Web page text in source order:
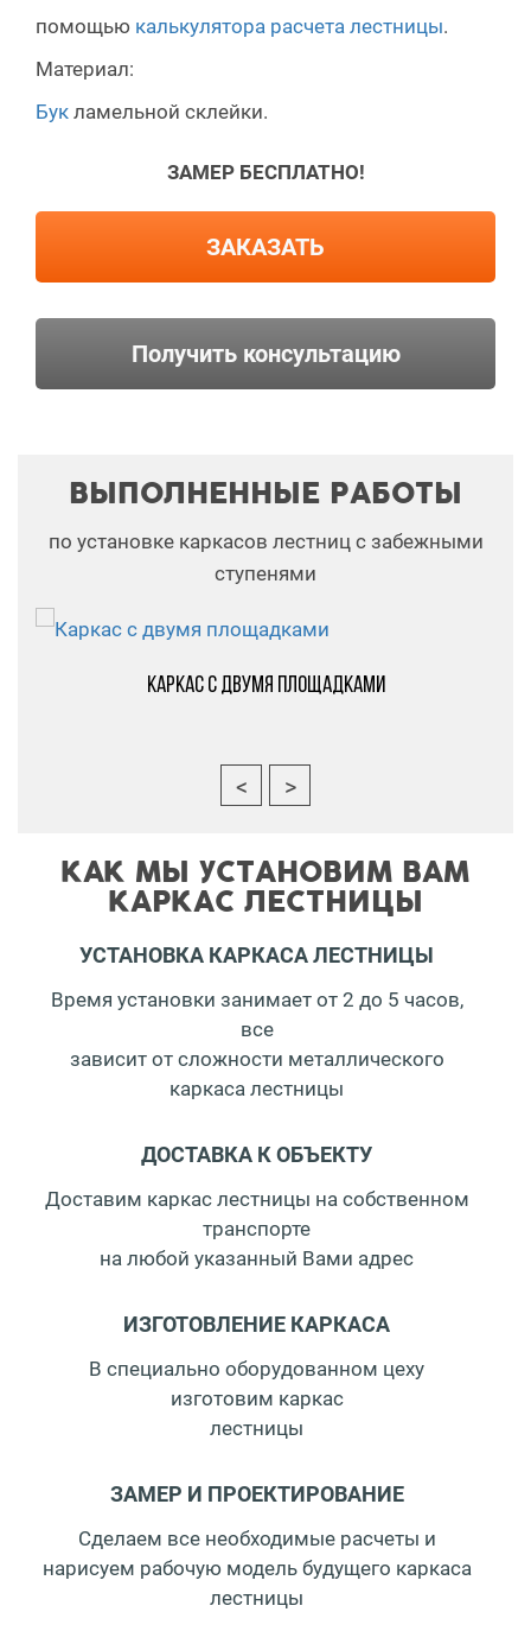
помощью калькулятора расчета лестницы.
Материал:
Бук ламельной склейки.
ЗАМЕР БЕСПЛАТНО!
ЗАКАЗАТЬ
Получить консультацию
ВЫПОЛНЕННЫЕ РАБОТЫ
по установке каркасов лестниц с забежными
ступенями
Каркас с двумя площадками
КАК МЫ УСТАНОВИМ ВАМ
КАРКАС ЛЕСТНИЦЫ
УСТАНОВКА КАРКАСА ЛЕСТНИЦЫ
Время установки занимает от 2 до 5 часов,
все
зависит от сложности металлического
каркаса лестницы
ДОСТАВКА К ОБЪЕКТУ
Доставим каркас лестницы на собственном
транспорте
на любой указанный Вами адрес
ИЗГОТОВЛЕНИЕ КАРКАСА
В специально оборудованном цеху
изготовим каркас
лестницы
ЗАМЕР И ПРОЕКТИРОВАНИЕ
Сделаем все необходимые расчеты и
нарисуем рабочую модель будущего каркаса
лестницы